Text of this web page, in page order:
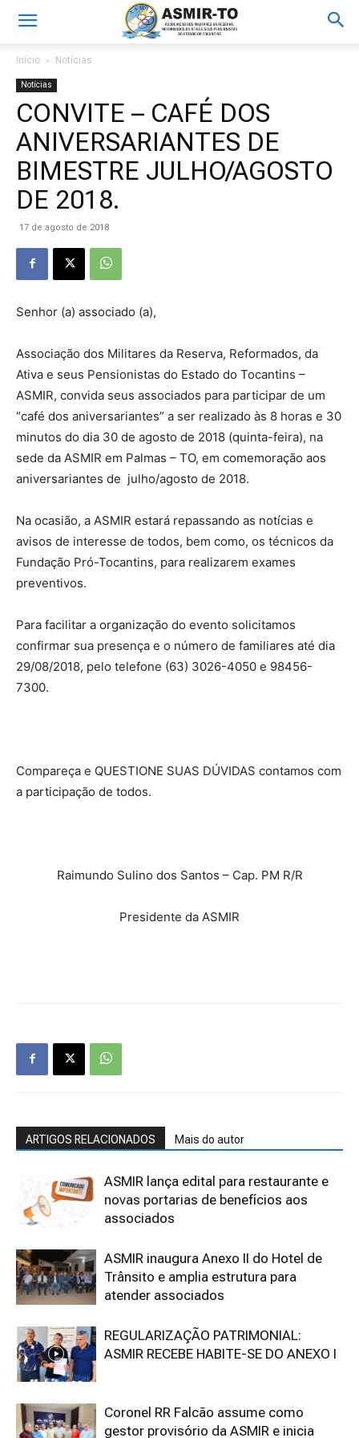
Início Notícias
Notícias
CONVITE – CAFÉ DOS
ANIVERSARIANTES DE
BIMESTRE JULHO/AGOSTO
DE 2018.
17 de agosto de 2018
Senhor (a) associado (a),
Associação dos Militares da Reserva, Reformados, da
Ativa e seus Pensionistas do Estado do Tocantins –
ASMIR, convida seus associados para participar de um
“café dos aniversariantes” a ser realizado às 8 horas e 30
minutos do dia 30 de agosto de 2018 (quinta-feira), na
sede da ASMIR em Palmas – TO, em comemoração aos
aniversariantes de julho/agosto de 2018.
Na ocasião, a ASMIR estará repassando as notícias e
avisos de interesse de todos, bem como, os técnicos da
Fundação Pró-Tocantins, para realizarem exames
preventivos.
Para facilitar a organização do evento solicitamos
confirmar sua presença e o número de familiares até dia
29/08/2018, pelo telefone (63) 3026-4050 e 98456-
7300.
Compareça e QUESTIONE SUAS DÚVIDAS contamos com
a participação de todos.
Raimundo Sulino dos Santos – Cap. PM R/R
Presidente da ASMIR
ARTIGOS RELACIONADOS Mais do autor
ASMIR lança edital para restaurante e
novas portarias de benefícios aos
associados
ASMIR inaugura Anexo II do Hotel de
Trânsito e amplia estrutura para
atender associados
REGULARIZAÇÃO PATRIMONIAL:
ASMIR RECEBE HABITE-SE DO ANEXO I
Coronel RR Falcão assume como
gestor provisório da ASMIR e inicia